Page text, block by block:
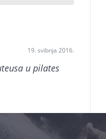
19. svibnja 2016.
u pilates